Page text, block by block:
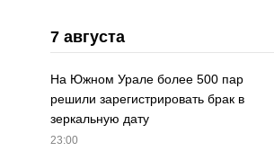
7 августа
На Южном Урале более 500 пар
решили зарегистрировать брак в
зеркальную дату
23:00